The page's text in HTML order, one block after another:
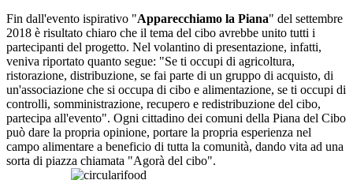
Fin dall'evento ispirativo "Apparecchiamo la Piana" del settembre
2018 è risultato chiaro che il tema del cibo avrebbe unito tutti i
partecipanti del progetto. Nel volantino di presentazione, infatti,
veniva riportato quanto segue: "Se ti occupi di agricoltura,
ristorazione, distribuzione, se fai parte di un gruppo di acquisto, di
un'associazione che si occupa di cibo e alimentazione, se ti occupi di
controlli, somministrazione, recupero e redistribuzione del cibo,
partecipa all'evento". Ogni cittadino dei comuni della Piana del Cibo
può dare la propria opinione, portare la propria esperienza nel
campo alimentare a beneficio di tutta la comunità, dando vita ad una
sorta di piazza chiamata "Agorà del cibo".